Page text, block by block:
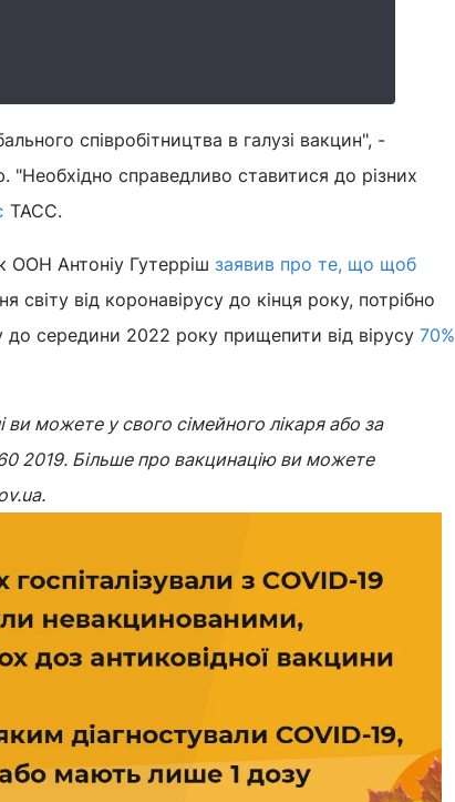
співробітництва в галузі вакцин", -
"Необхідно справедливо ставитися до різних
ТАСС.
ООН Антоніу Гутерріш заявив про те, що щоб
світу від коронавірусу до кінця року, потрібно
середини 2022 року прищепити від вірусу 70%
можете у свого сімейного лікаря або за
2019. Більше про вакцинацію ви можете